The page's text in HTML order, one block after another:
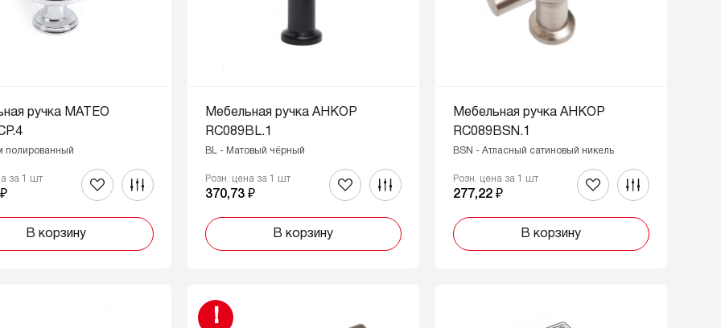
ручка МАТЕО
полированный
за 1 шт
В корзину
Мебельная ручка АНКОР
RC089BL.1
BL - Матовый чёрный
Розн. цена за 1 шт
370,73 ₽
В корзину
Мебельная ручка АНКОР
RC089BSN.1
BSN - Атласный сатиновый никель
Розн. цена за 1 шт
277,22 ₽
В корзину
!